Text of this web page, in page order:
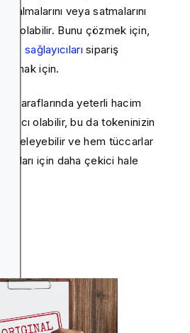
almalarını veya satmalarını
olabilir. Bunu çözmek için,
sağlayıcıları sipariş
için.
taraflarında yeterli hacim
olabilir, bu da tokeninizin
ve hem tüccarlar
için daha çekici hale